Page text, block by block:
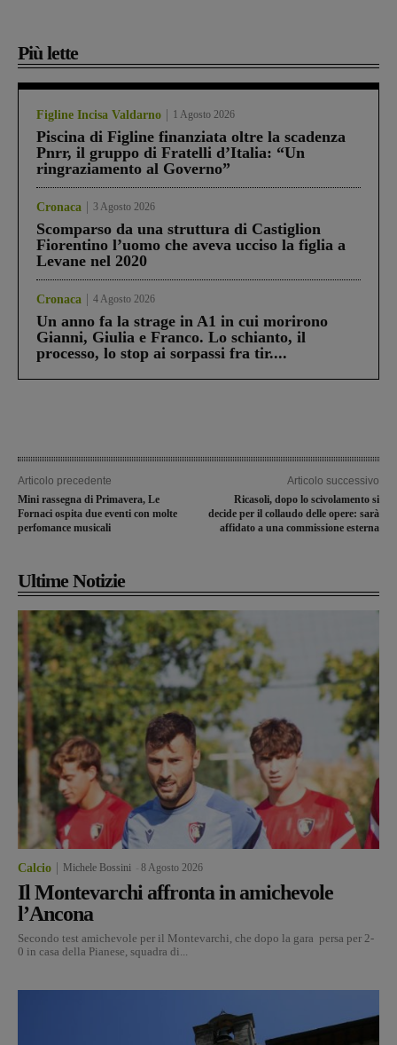
Più lette
Figline Incisa Valdarno 1 Agosto 2026
Piscina di Figline finanziata oltre la scadenza
Pnrr, il gruppo di Fratelli d’Italia: “Un
ringraziamento al Governo”
Cronaca 3 Agosto 2026
Scomparso da una struttura di Castiglion
Fiorentino l’uomo che aveva ucciso la figlia a
Levane nel 2020
Cronaca 4 Agosto 2026
Un anno fa la strage in A1 in cui morirono
Gianni, Giulia e Franco. Lo schianto, il
processo, lo stop ai sorpassi fra tir....
Articolo precedente
Mini rassegna di Primavera, Le
Fornaci ospita due eventi con molte
perfomance musicali
Articolo successivo
Ricasoli, dopo lo scivolamento si
decide per il collaudo delle opere: sarà
affidato a una commissione esterna
Ultime Notizie
Calcio Michele Bossini 8 Agosto 2026
Il Montevarchi affronta in amichevole
l’Ancona
Secondo test amichevole per il Montevarchi, che dopo la gara persa per 2-
0 in casa della Pianese, squadra di...